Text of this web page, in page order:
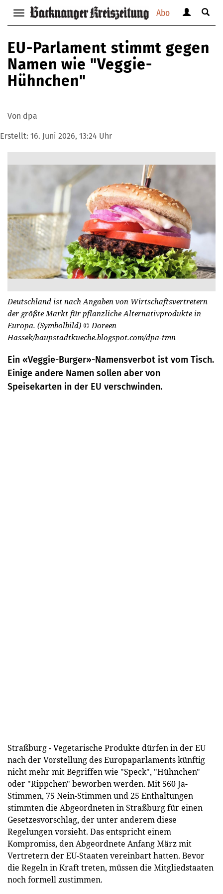
Abo
Navigation
anzeigen
verbergen
anzeigen
verbergen
Suche
EU-Parlament stimmt gegen
Namen wie "Veggie-
Hühnchen"
Von dpa
Erstellt: 16. Juni 2026, 13:24 Uhr
Deutschland ist nach Angaben von Wirtschaftsvertretern
der größte Markt für pflanzliche Alternativprodukte in
Europa. (Symbolbild) © Doreen
Hassek/haupstadtkueche.blogspot.com/dpa-tmn
Ein «Veggie-Burger»-Namensverbot ist vom Tisch.
Einige andere Namen sollen aber von
Speisekarten in der EU verschwinden.
Straßburg - Vegetarische Produkte dürfen in der EU
nach der Vorstellung des Europaparlaments künftig
nicht mehr mit Begriffen wie "Speck", "Hühnchen"
oder "Rippchen" beworben werden. Mit 560 Ja-
Stimmen, 75 Nein-Stimmen und 25 Enthaltungen
stimmten die Abgeordneten in Straßburg für einen
Gesetzesvorschlag, der unter anderem diese
Regelungen vorsieht. Das entspricht einem
Kompromiss, den Abgeordnete Anfang März mit
Vertretern der EU-Staaten vereinbart hatten. Bevor
die Regeln in Kraft treten, müssen die Mitgliedstaaten
noch formell zustimmen.